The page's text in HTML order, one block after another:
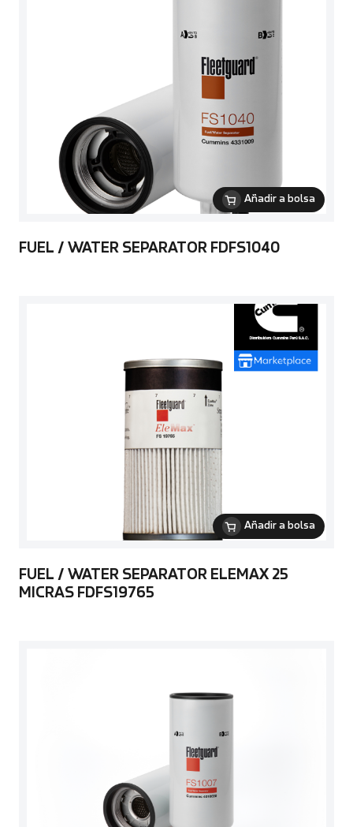
Añadir a bolsa
FUEL / WATER SEPARATOR FDFS1040
Añadir a bolsa
FUEL / WATER SEPARATOR ELEMAX 25
MICRAS FDFS19765